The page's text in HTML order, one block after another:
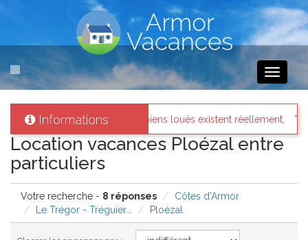
Toggle
Informations
loués existent réellement. Messages des internautes
Location vacances Ploézal entre
particuliers
Votre recherche - 8 réponses
Côtes d'Armor
Le Trégor - Tréguier...
Ploézal